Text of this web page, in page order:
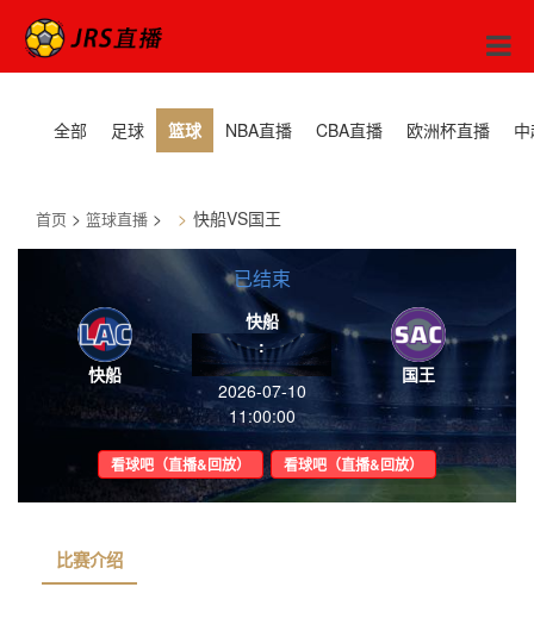
全部 足球 篮球 NBA直播 CBA直播 欧洲杯直播
首页 > 篮球直播 > 快船VS国王
快船
已结束
快船
:
2026-07-10
11:00:00
国王
看球吧（直播&回放） 看球吧（直播&回放）